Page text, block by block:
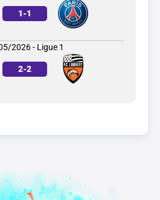
1-1
2026 - Ligue 1
2-2